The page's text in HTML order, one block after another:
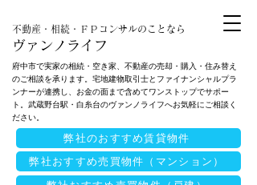
府中市で実家の相続・空き家、不動産の売却・購入・住み替え
のご相談を承ります。宅地建物取引士とファイナンシャルプラ
ンナーが連携し、お金の面まで含めてワンストップでサポー
ト。武蔵野台駅・白糸台のヴァンノライフへお気軽にご相談く
ださい。
ヴァンノライフ
不動産・相続・ＦＰコンサルのことなら
弊社おすすめ売買物件（マンション）
弊社のおすすめ賃貸物件